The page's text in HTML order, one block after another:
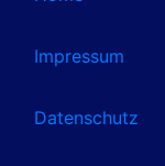
Impressum
Datenschutz